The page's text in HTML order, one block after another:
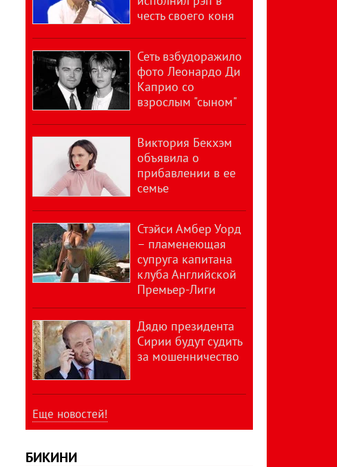
честь своего коня
Сеть взбудоражило
фото Леонардо Ди
Каприо со
взрослым "сыном"
Виктория Бекхэм
объявила о
прибавлении в ее
семье
Стэйси Амбер Уорд
– пламенеющая
супруга капитана
клуба Английской
Премьер-Лиги
Дядю президента
Сирии будут судить
за мошенничество
Еще новостей!
БИКИНИ